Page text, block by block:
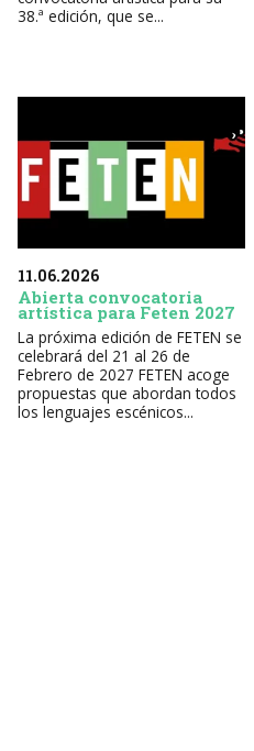
38.ª edición, que se...
11.06.2026
Abierta convocatoria
artística para Feten 2027
La próxima edición de FETEN se
celebrará del 21 al 26 de
Febrero de 2027 FETEN acoge
propuestas que abordan todos
los lenguajes escénicos...